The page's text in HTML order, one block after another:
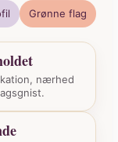
Grønne flag
nærhed